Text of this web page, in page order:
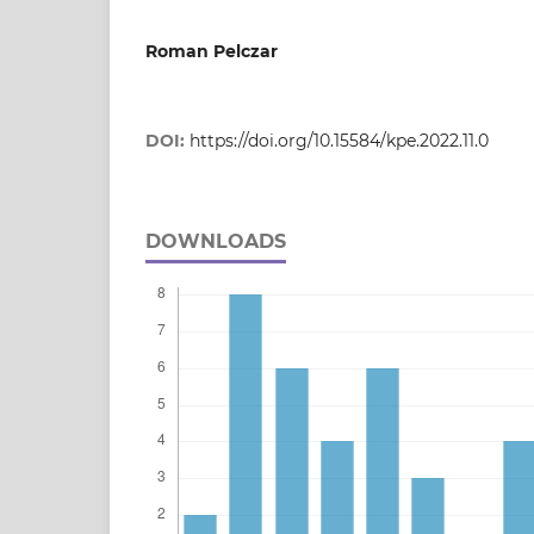
Roman Pelczar
DOI: https://doi.org/10.15584/kpe.2022.11.0
DOWNLOADS